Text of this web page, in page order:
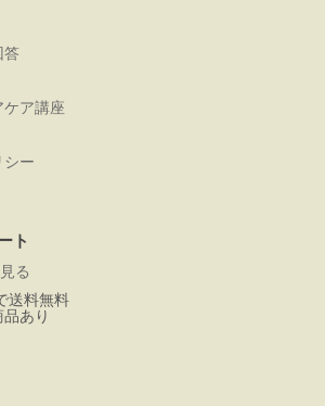
答
ケア講座
シー
ト
る
送料無料
あり